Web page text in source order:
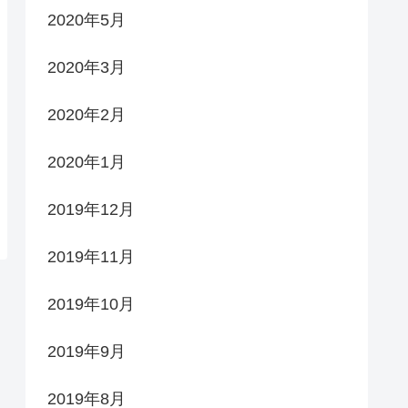
2020年5月
2020年3月
2020年2月
2020年1月
2019年12月
2019年11月
2019年10月
2019年9月
2019年8月